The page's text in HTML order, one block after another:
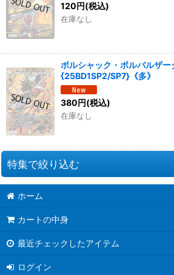
120円(税込)
在庫なし
ボルシャック・ボルバルザー
{25BD1SP2/SP7}《多》
380円(税込)
在庫なし
特集で絞り込む
ドラゴン娘になりたくないっ！ 文化祭だョ
100％パック【DM26-EX3】
悪感謝祭カリスマBEST【DM26-EX2】
ホーム
カートの中身
最近チェックしたアイテム
ログイン